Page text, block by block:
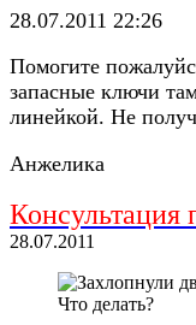
28.07.2011 22:26
Помогите
запасные ключи
линейкой. Не
Анжелика
Консультация
28.07.2011